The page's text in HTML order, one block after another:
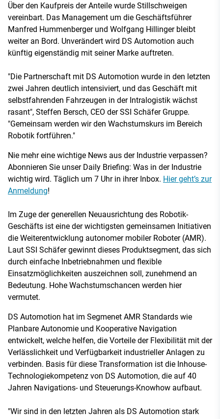
Über den Kaufpreis der Anteile wurde Stillschweigen
vereinbart. Das Management um die Geschäftsführer
Manfred Hummenberger und Wolfgang Hillinger bleibt
weiter an Bord. Unverändert wird DS Automotion auch
künftig eigenständig mit seiner Marke auftreten.
"Die Partnerschaft mit DS Automotion wurde in den letzten
zwei Jahren deutlich intensiviert, und das Geschäft mit
selbstfahrenden Fahrzeugen in der Intralogistik wächst
rasant", Steffen Bersch, CEO der SSI Schäfer Gruppe.
"Gemeinsam werden wir den Wachstumskurs im Bereich
Robotik fortführen."
Nie mehr eine wichtige News aus der Industrie verpassen?
Abonnieren Sie unser Daily Briefing: Was in der Industrie
wichtig wird. Täglich um 7 Uhr in ihrer Inbox. Hier geht’s zur
Anmeldung!
Im Zuge der generellen Neuausrichtung des Robotik-
Geschäfts ist eine der wichtigsten gemeinsamen Initiativen
die Weiterentwicklung autonomer mobiler Roboter (AMR).
Laut SSI Schäfer gewinnt dieses Produktsegment, das sich
durch einfache Inbetriebnahmen und flexible
Einsatzmöglichkeiten auszeichnen soll, zunehmend an
Bedeutung. Hohe Wachstumschancen werden hier
vermutet.
DS Automotion hat im Segmenet AMR Standards wie
Planbare Autonomie und Kooperative Navigation
entwickelt, welche helfen, die Vorteile der Flexibilität mit der
Verlässlichkeit und Verfügbarkeit industrieller Anlagen zu
verbinden. Basis für diese Transformation ist die Inhouse-
Technologiekompetenz von DS Automotion, die auf 40
Jahren Navigations- und Steuerungs-Knowhow aufbaut.
"Wir sind in den letzten Jahren als DS Automotion stark